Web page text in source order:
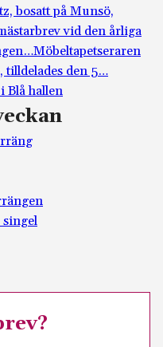
bosatt på Munsö,
vid den årliga
Möbeltapetseraren
tilldelades den 5…